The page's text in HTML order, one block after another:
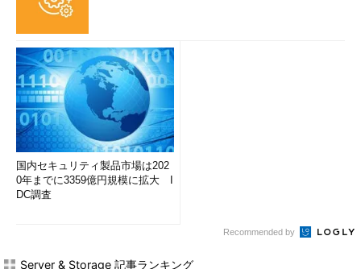
国内セキュリティ製品市場は202
0年までに3359億円規模に拡大 I
DC調査
Recommended by
Server & Storage 記事ランキング